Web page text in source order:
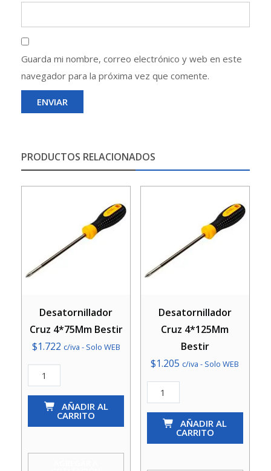
Guarda mi nombre, correo electrónico y web en este
navegador para la próxima vez que comente.
PRODUCTOS RELACIONADOS
Desatornillador
Cruz 4*75Mm Bestir
$1.722 c/iva - Solo WEB
Desatornillador
Cruz
4*75MmAÑADIR AL
CARRITO
Desatornillador
Cruz 4*125Mm
Bestir
$1.205 c/iva - Solo WEB
Desatornillador
Cruz
4*125MmAÑADIR AL
CARRITO